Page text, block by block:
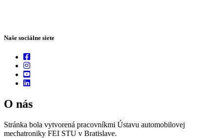
Naše sociálne siete
O nás
Stránka bola vytvorená pracovníkmi Ústavu automobilovej
mechatroniky FEI STU v Bratislave.